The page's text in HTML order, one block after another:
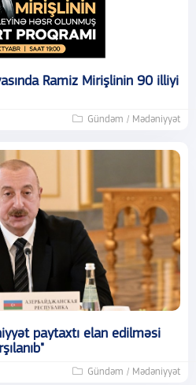
Ramiz Mirişlinin 90 illiyi
Gündəm / Mədəniyyət
paytaxtı elan edilməsi
Gündəm / Mədəniyyət